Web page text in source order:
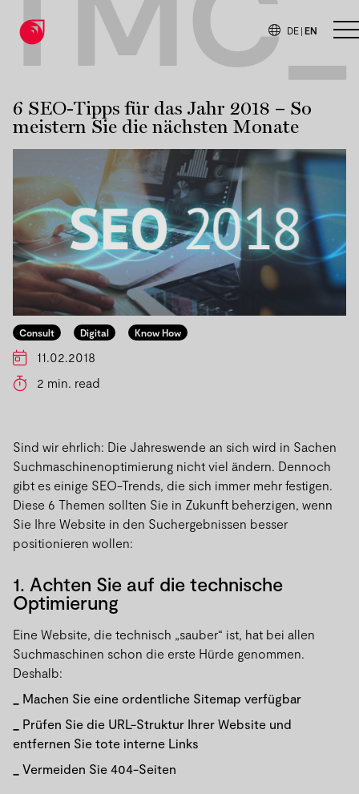
DE | EN
6 SEO-Tipps für das Jahr 2018 – So
meistern Sie die nächsten Monate
Consult Digital Know How
11.02.2018
2 min. read
Sind wir ehrlich: Die Jahreswende an sich wird in Sachen
Suchmaschinenoptimierung nicht viel ändern. Dennoch
gibt es einige SEO-Trends, die sich immer mehr festigen.
Diese 6 Themen sollten Sie in Zukunft beherzigen, wenn
Sie Ihre Website in den Suchergebnissen besser
positionieren wollen:
1. Achten Sie auf die technische
Optimierung
Eine Website, die technisch „sauber“ ist, hat bei allen
Suchmaschinen schon die erste Hürde genommen.
Deshalb:
Machen Sie eine ordentliche Sitemap verfügbar
Prüfen Sie die URL-Struktur Ihrer Website und
entfernen Sie tote interne Links
Vermeiden Sie 404-Seiten